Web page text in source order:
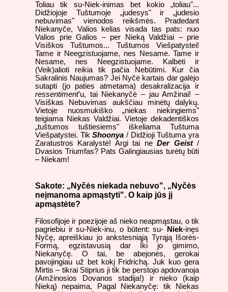
Toliau tik su-Niek-inimas bet kokio „toliau"...
Didžiojoje Tuštumoje „judesys" ir „judesio
nebuvimas" vienodos reikšmės. Pradedant
Niekanyče, Valios kelias visada tas pats: nuo
Valios prie Galios – per Nieką Valdžiai – prie
Visiškos Tuštumos... Tuštumos Viešpatystei!
Tame ir Neegzistuojame, nes Nesame. Tame ir
Nesame, nes Neegzistuojame. Kalbėti ir
(Veik)alioti reikia tik pačia Nebūtimi. Kur čia
Sakralinis Naujumas? Jei Nyčė kartais dar galėjo
sutapti (jo paties atmetama) desakralizacija ir
ressentiment'u, tai Niekanyčė – jau Amžinai! –
Visiškas Nebuvimas aukščiau minėtų dalykų.
Vietoje nuosmukiško „niekas niekingiems"
teigiama Niekas Valdžiai. Vietoje dekadentiškos
„tuštumos tuštiesiems" iškeliama Tuštuma
Viešpatystei. TikShoonya / Didžioji Tuštuma yra
Zaratustros Karalystė! Argi tai neDer Geist/
Dvasios Triumfas? Pats Galingiausias turėtų būti
– Niekam!
Sakote: „Nyčės niekada nebuvo", „Nyčės
neįmanoma apmąstyti". O kaip jūs jį
apmąstėte?
Filosofijoje ir poezijoje aš nieko neapmąstau, o tik
pagriebiu ir su-Niek-inu, o būtent: su- Niek-inęs
Nyčę, apreiškiau jo ankstesniąją Tyrąją Išorės-
Formą, egzistavusią dar Iki jo gimimo,
Niekanyčę. O tai, be abejonės, gerokai
pavojingiau už bet kokį Fridrichą. Juk kuo gera
Mirtis – tikrai Stiprius ji tik be perstojo apdovanoja
(Amžinosios Dovanos stadija!) ir nieko (kaip
Nieką) nepaima, Pagal Niekanyčę: tik Niekas